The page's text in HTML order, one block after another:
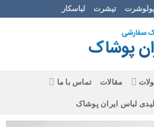
پولوشرت تیشرت لباسکار
مقالات تماس با ما
لباس ایران پوشاک